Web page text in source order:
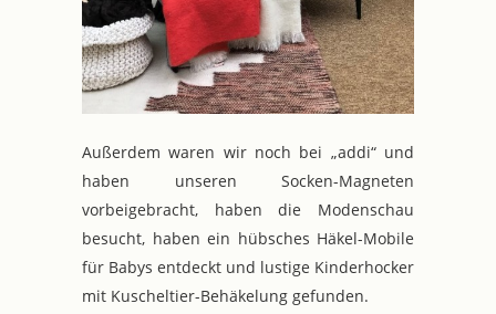
Außerdem waren wir noch bei „addi“ und
haben unseren Socken-Magneten
vorbeigebracht, haben die Modenschau
besucht, haben ein hübsches Häkel-Mobile
für Babys entdeckt und lustige Kinderhocker
mit Kuscheltier-Behäkelung gefunden.